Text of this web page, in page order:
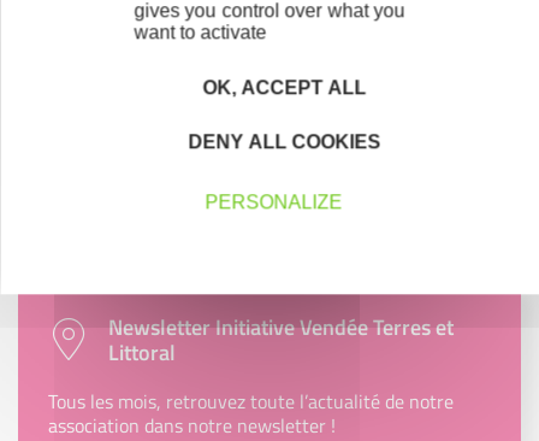
projet entrepreneurial
Découvrez qui ils sont !
Newsletter Initiative Vendée Terres et
Littoral
Tous les mois, retrouvez toute l’actualité de notre
association dans notre newsletter !
gives you control over what you
want to activate
OK, ACCEPT ALL
DENY ALL COOKIES
PERSONALIZE